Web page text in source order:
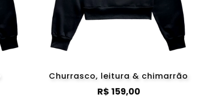
Churrasco, leitura & chimarrão
R$ 159,00